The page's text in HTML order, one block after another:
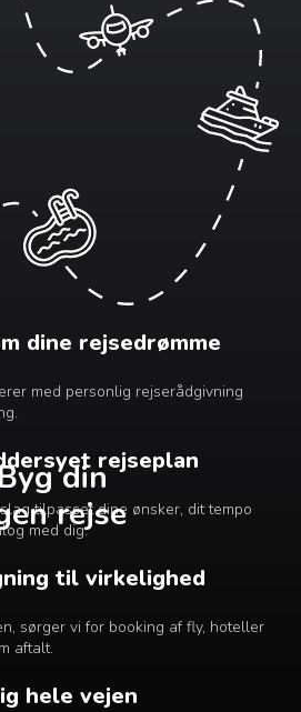
din
rejse
dine rejsedrømme
med personlig rejserådgivning
rejseplan
tilpasset dine ønsker, dit tempo
med dig.
til virkelighed
sørger vi for booking af fly, hoteller
aftalt.
hele vejen